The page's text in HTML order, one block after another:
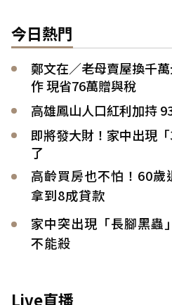
今日熱門
鄭文在／老母賣屋換千
作 現省76萬贈與稅
高雄鳳山人口紅利加持
即將發大財！家中出現
了
高齡買房也不怕！60歲
拿到8成貸款
家中突出現「長腳黑蟲
不能殺
Live直播